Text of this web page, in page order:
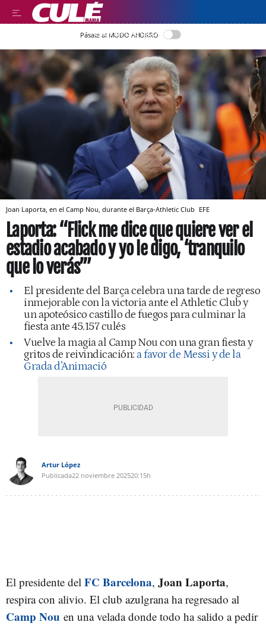
LEER EN CASTELLANO
Pásate al MODO AHORRO
Joan Laporta, en el Camp Nou, durante el Barça-Athletic Club EFE
Laporta: “Flick me dice que quiere ver el
estadio acabado y yo le digo, ‘tranquilo
que lo verás’”
El presidente del Barça celebra una tarde de regreso
inmejorable con la victoria ante el Athletic Club y
un apoteósico castillo de fuegos para culminar la
fiesta ante 45.157 culés
Vuelve la magia al Camp Nou con una gran fiesta y
gritos de reivindicación:a favor de Messi y de la
Grada d’Animació
Artur López
Publicada22 noviembre 202520:15h
El presidente del FC Barcelona, Joan Laporta,
respira con alivio. El club azulgrana ha regresado al
Camp Nou en una velada donde todo ha salido a pedir